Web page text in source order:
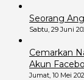
Seorang
Sabtu, 29 Juni
Cemarkan
Akun
Jumat, 10 Mei